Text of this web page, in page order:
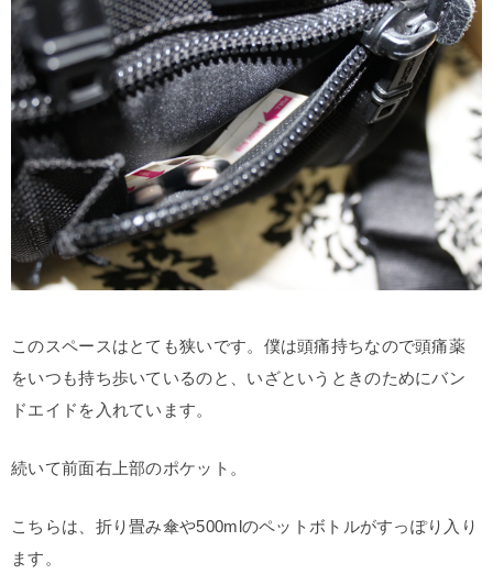
このスペースはとても狭いです。僕は頭痛持ちなので頭痛薬
をいつも持ち歩いているのと、いざというときのためにバン
ドエイドを入れています。
続いて前面右上部のポケット。
こちらは、折り畳み傘や500mlのペットボトルがすっぽり入り
ます。